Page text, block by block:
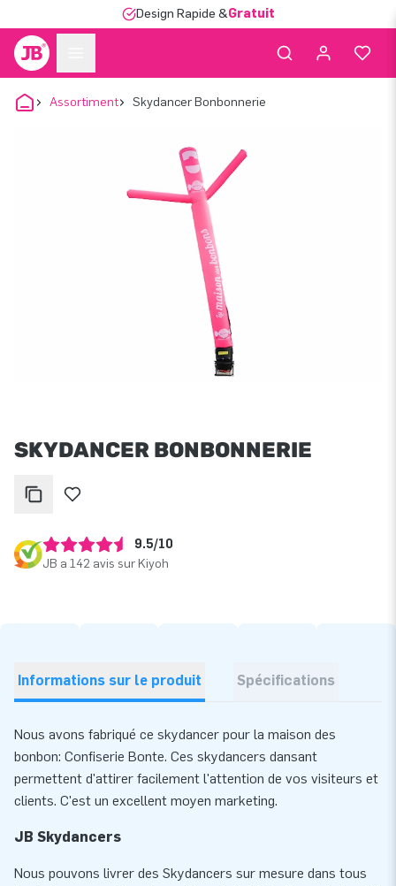
Design Rapide &Gratuit
Assortiment Skydancer Bonbonnerie
SKYDANCER BONBONNERIE
9.5/10
JB a 142 avis sur Kiyoh
Informations sur le produit Spécifications
Nous avons fabriqué ce skydancer pour la maison des
bonbon: Confiserie Bonte. Ces skydancers dansant
permettent d'attirer facilement l'attention de vos visiteurs et
clients. C'est un excellent moyen marketing.
JB Skydancers
Nous pouvons livrer des Skydancers sur mesure dans tous